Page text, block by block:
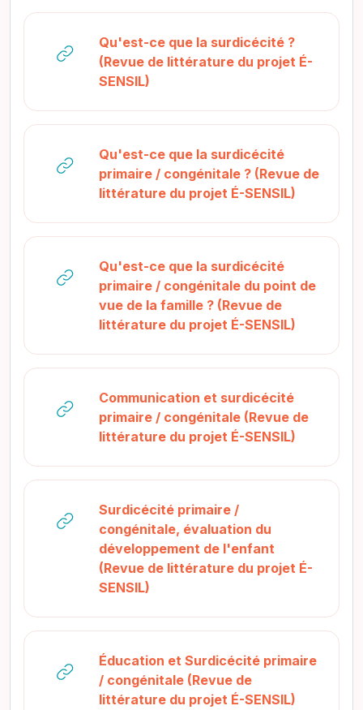
Qu'est-ce que la surdicécité ?
(Revue de littérature du projet É-
SENSIL)
Qu'est-ce que la surdicécité
primaire / congénitale ? (Revue de
littérature du projet É-SENSIL)
Qu'est-ce que la surdicécité
primaire / congénitale du point de
vue de la famille ? (Revue de
littérature du projet É-SENSIL)
Communication et surdicécité
primaire / congénitale (Revue de
littérature du projet É-SENSIL)
Surdicécité primaire /
congénitale, évaluation du
développement de l'enfant
(Revue de littérature du projet É-
SENSIL)
Éducation et Surdicécité primaire
/ congénitale (Revue de
littérature du projet É-SENSIL)